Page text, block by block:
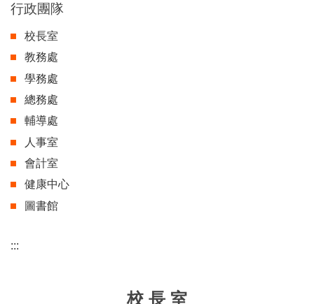
行政團隊
校長室
教務處
學務處
總務處
輔導處
人事室
會計室
健康中心
圖書館
:::
校 長 室